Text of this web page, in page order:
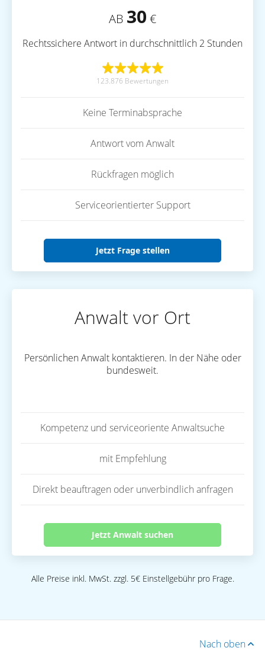
AB 30 €
Rechtssichere Antwort in durchschnittlich 2 Stunden
123.876 Bewertungen
Keine Terminabsprache
Antwort vom Anwalt
Rückfragen möglich
Serviceorientierter Support
Jetzt Frage stellen
Anwalt vor Ort
Persönlichen Anwalt kontaktieren. In der Nähe oder
bundesweit.
Kompetenz und serviceoriente Anwaltsuche
mit Empfehlung
Direkt beauftragen oder unverbindlich anfragen
Jetzt Anwalt suchen
Alle Preise inkl. MwSt. zzgl. 5€ Einstellgebühr pro Frage.
Nach oben